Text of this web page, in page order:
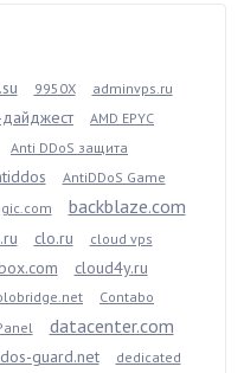
9950X
adminvps.ru
AMD EPYC
Anti DDoS защита
AntiDDoS Game
backblaze.com
clo.ru cloud vps
cloud4y.ru
Contabo
datacenter.com
guard.net
dedicated